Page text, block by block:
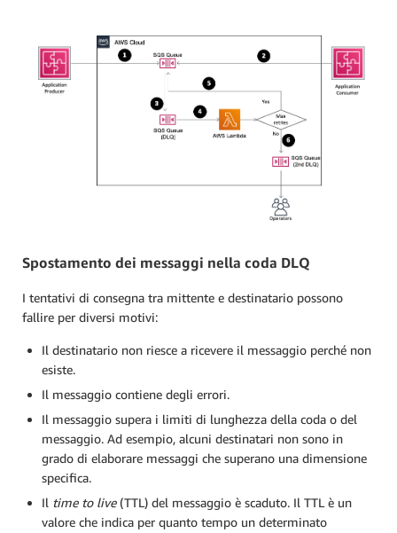
Spostamento dei messaggi nella coda DLQ
I tentativi di consegna tra mittente e destinatario possono
fallire per diversi motivi:
Il destinatario non riesce a ricevere il messaggio perché non
esiste.
Il messaggio contiene degli errori.
Il messaggio supera i limiti di lunghezza della coda o del
messaggio. Ad esempio, alcuni destinatari non sono in
grado di elaborare messaggi che superano una dimensione
specifica.
Il time to live(TTL) del messaggio è scaduto. Il TTL è un
valore che indica per quanto tempo un determinato